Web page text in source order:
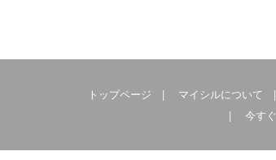
トップページ | マイシルについて
| 今す